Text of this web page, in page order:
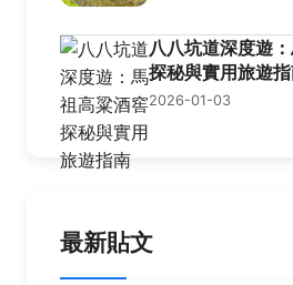
八八坑道深度遊
探秘與實用旅遊
2026-01-03
最新貼文